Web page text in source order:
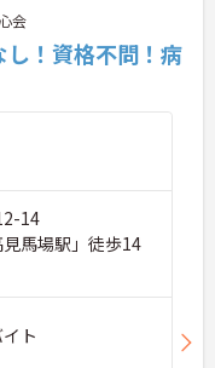
会
し！資格不問！病
14
馬場駅」徒歩14
ト